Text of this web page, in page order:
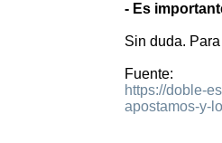
- Es
Sin duda.
Fuente:
https://doble-
apostamos-y-